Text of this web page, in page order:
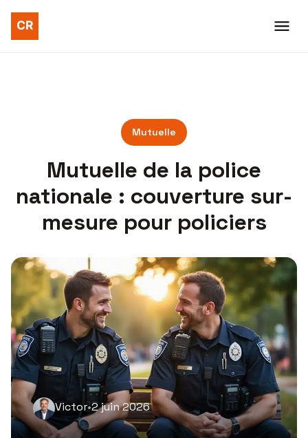
Mutuelle
Mutuelle de la police
nationale : couverture sur-
mesure pour policiers
Victor•2 juin 2026